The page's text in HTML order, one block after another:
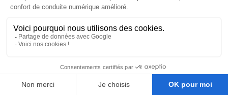
Boîte de vitesse BMW
Capteurs BMW
Capteur ABS BMW
Capteur d'arbre à cames BMW
Capteur de pression de gaz d'échappement BMW